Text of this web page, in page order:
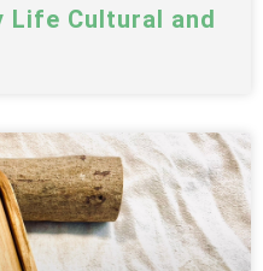
Life Cultural and